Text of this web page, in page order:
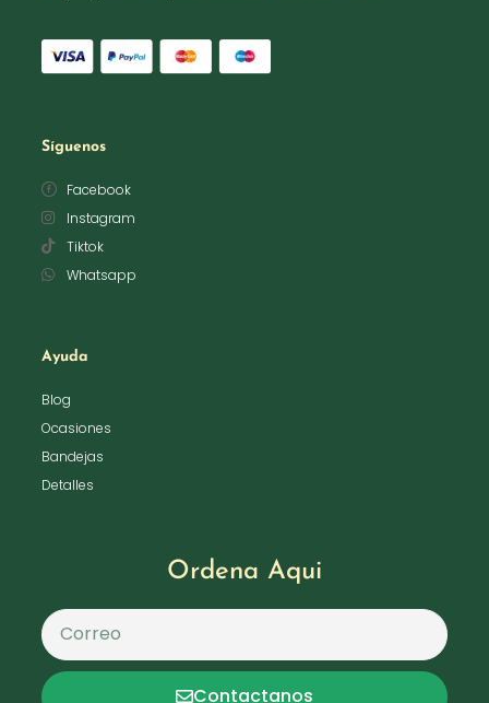
Síguenos
Facebook
Instagram
Tiktok
Whatsapp
Ayuda
Blog
Ocasiones
Bandejas
Detalles
Ordena Aqui
Contactanos